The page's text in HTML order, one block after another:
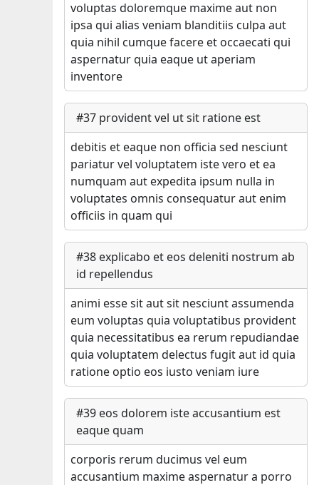
voluptas doloremque maxime aut non
ipsa qui alias veniam blanditiis culpa aut
quia nihil cumque facere et occaecati qui
aspernatur quia eaque ut aperiam
inventore
#37 provident vel ut sit ratione est
debitis et eaque non officia sed nesciunt
pariatur vel voluptatem iste vero et ea
numquam aut expedita ipsum nulla in
voluptates omnis consequatur aut enim
officiis in quam qui
#38 explicabo et eos deleniti nostrum ab
id repellendus
animi esse sit aut sit nesciunt assumenda
eum voluptas quia voluptatibus provident
quia necessitatibus ea rerum repudiandae
quia voluptatem delectus fugit aut id quia
ratione optio eos iusto veniam iure
#39 eos dolorem iste accusantium est
eaque quam
corporis rerum ducimus vel eum
accusantium maxime aspernatur a porro